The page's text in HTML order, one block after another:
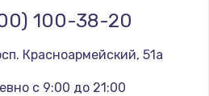
реле
100-38-20
Красноармейский, 51а
с 9:00 до 21:00